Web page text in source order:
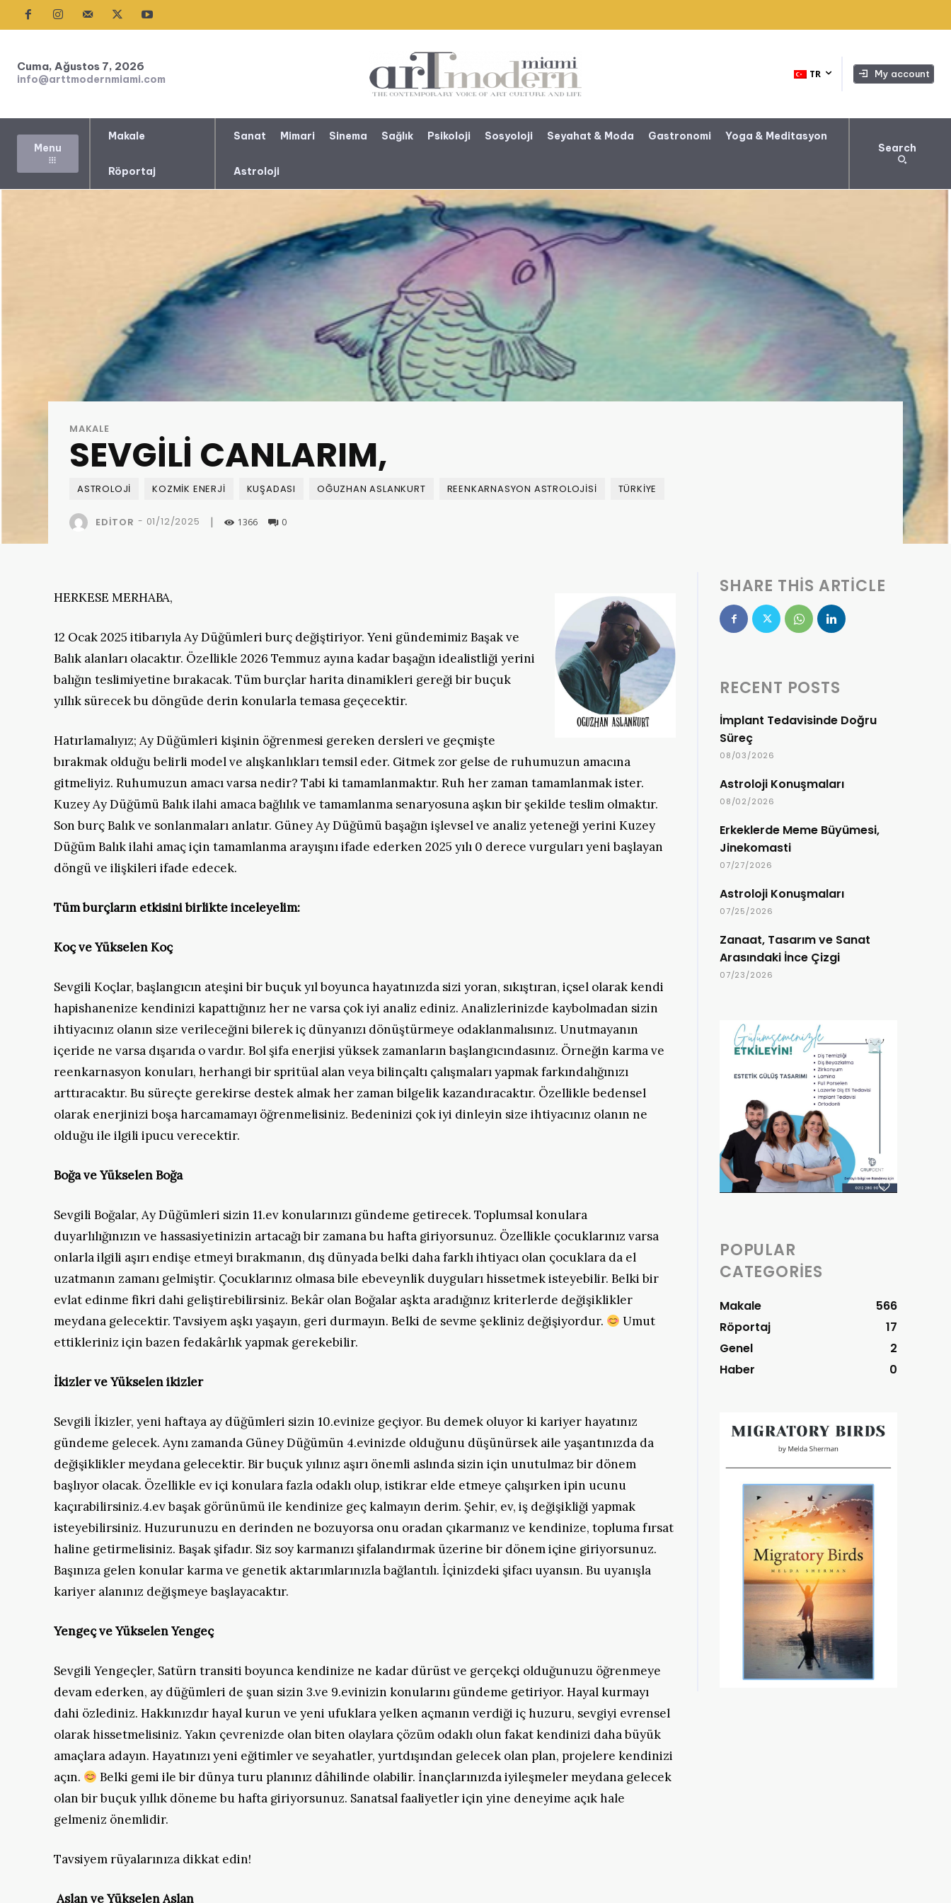
Cuma, Ağustos 7, 2026
info@arttmodernmiami.com TR My account
Menu
Makale
Röportaj
Sanat Mimari Sinema Sağlık Psikoloji Sosyoloji Seyahat & Moda Gastronomi Yoga & Meditasyon
Astroloji
Search
MAKALE
SEVGİLİ CANLARIM,
ASTROLOJI KOZMIK ENERJI KUŞADASI OĞUZHAN ASLANKURT REENKARNASYON ASTROLOJISI TÜRKIYE
EDITOR - 01/12/2025 | 1366 0
HERKESE MERHABA,
12 Ocak 2025 itibarıyla Ay Düğümleri burç değiştiriyor. Yeni gündemimiz Başak ve
Balık alanları olacaktır. Özellikle 2026 Temmuz ayına kadar başağın idealistliği yerini
balığın teslimiyetine bırakacak. Tüm burçlar harita dinamikleri gereği bir buçuk
yıllık sürecek bu döngüde derin konularla temasa geçecektir.
Hatırlamalıyız; Ay Düğümleri kişinin öğrenmesi gereken dersleri ve geçmişte
bırakmak olduğu belirli model ve alışkanlıkları temsil eder. Gitmek zor gelse de ruhumuzun amacına
gitmeliyiz. Ruhumuzun amacı varsa nedir? Tabi ki tamamlanmaktır. Ruh her zaman tamamlanmak ister.
Kuzey Ay Düğümü Balık ilahi amaca bağlılık ve tamamlanma senaryosuna aşkın bir şekilde teslim olmaktır.
Son burç Balık ve sonlanmaları anlatır. Güney Ay Düğümü başağın işlevsel ve analiz yeteneği yerini Kuzey
Düğüm Balık ilahi amaç için tamamlanma arayışını ifade ederken 2025 yılı 0 derece vurguları yeni başlayan
döngü ve ilişkileri ifade edecek.
Tüm burçların etkisini birlikte inceleyelim:
Koç ve Yükselen Koç
Sevgili Koçlar, başlangıcın ateşini bir buçuk yıl boyunca hayatınızda sizi yoran, sıkıştıran, içsel olarak kendi
hapishanenize kendinizi kapattığınız her ne varsa çok iyi analiz ediniz. Analizlerinizde kaybolmadan sizin
ihtiyacınız olanın size verileceğini bilerek iç dünyanızı dönüştürmeye odaklanmalısınız. Unutmayanın
içeride ne varsa dışarıda o vardır. Bol şifa enerjisi yüksek zamanların başlangıcındasınız. Örneğin karma ve
reenkarnasyon konuları, herhangi bir spritüal alan veya bilinçaltı çalışmaları yapmak farkındalığınızı
arttıracaktır. Bu süreçte gerekirse destek almak her zaman bilgelik kazandıracaktır. Özellikle bedensel
olarak enerjinizi boşa harcamamayı öğrenmelisiniz. Bedeninizi çok iyi dinleyin size ihtiyacınız olanın ne
olduğu ile ilgili ipucu verecektir.
Boğa ve Yükselen Boğa
Sevgili Boğalar, Ay Düğümleri sizin 11.ev konularınızı gündeme getirecek. Toplumsal konulara
duyarlılığınızın ve hassasiyetinizin artacağı bir zamana bu hafta giriyorsunuz. Özellikle çocuklarınız varsa
onlarla ilgili aşırı endişe etmeyi bırakmanın, dış dünyada belki daha farklı ihtiyacı olan çocuklara da el
uzatmanın zamanı gelmiştir. Çocuklarınız olmasa bile ebeveynlik duyguları hissetmek isteyebilir. Belki bir
evlat edinme fikri dahi geliştirebilirsiniz. Bekâr olan Boğalar aşkta aradığınız kriterlerde değişiklikler
meydana gelecektir. Tavsiyem aşkı yaşayın, geri durmayın. Belki de sevme şekliniz değişiyordur.
Umut
ettikleriniz için bazen fedakârlık yapmak gerekebilir.
İkizler ve Yükselen ikizler
Sevgili İkizler, yeni haftaya ay düğümleri sizin 10.evinize geçiyor. Bu demek oluyor ki kariyer hayatınız
gündeme gelecek. Aynı zamanda Güney Düğümün 4.evinizde olduğunu düşünürsek aile yaşantınızda da
değişiklikler meydana gelecektir. Bir buçuk yılınız aşırı önemli aslında sizin için unutulmaz bir dönem
başlıyor olacak. Özellikle ev içi konulara fazla odaklı olup, istikrar elde etmeye çalışırken ipin ucunu
kaçırabilirsiniz.4.ev başak görünümü ile kendinize geç kalmayın derim. Şehir, ev, iş değişikliği yapmak
isteyebilirsiniz. Huzurunuzu en derinden ne bozuyorsa onu oradan çıkarmanız ve kendinize, topluma fırsat
haline getirmelisiniz. Başak şifadır. Siz soy karmanızı şifalandırmak üzerine bir dönem içine giriyorsunuz.
Başınıza gelen konular karma ve genetik aktarımlarınızla bağlantılı. İçinizdeki şifacı uyansın. Bu uyanışla
kariyer alanınız değişmeye başlayacaktır.
Yengeç ve Yükselen Yengeç
Sevgili Yengeçler, Satürn transiti boyunca kendinize ne kadar dürüst ve gerçekçi olduğunuzu öğrenmeye
devam ederken, ay düğümleri de şuan sizin 3.ve 9.evinizin konularını gündeme getiriyor. Hayal kurmayı
dahi özlediniz. Hakkınızdır hayal kurun ve yeni ufuklara yelken açmanın verdiği iç huzuru, sevgiyi evrensel
olarak hissetmelisiniz. Yakın çevrenizde olan biten olaylara çözüm odaklı olun fakat kendinizi daha büyük
amaçlara adayın. Hayatınızı yeni eğitimler ve seyahatler, yurtdışından gelecek olan plan, projelere kendinizi
açın.
Belki gemi ile bir dünya turu planınız dâhilinde olabilir. İnançlarınızda iyileşmeler meydana gelecek
olan bir buçuk yıllık döneme bu hafta giriyorsunuz. Sanatsal faaliyetler için yine deneyime açık hale
gelmeniz önemlidir.
Tavsiyem rüyalarınıza dikkat edin!
Aslan ve Yükselen Aslan
SHARE THIS ARTICLE
RECENT POSTS
İmplant Tedavisinde Doğru
Süreç
08/03/2026
Astroloji Konuşmaları
08/02/2026
Erkeklerde Meme Büyümesi,
Jinekomasti
07/27/2026
Astroloji Konuşmaları
07/25/2026
Zanaat, Tasarım ve Sanat
Arasındaki İnce Çizgi
07/23/2026
POPULAR
CATEGORIES
Makale
566
Röportaj
17
Genel
2
Haber
0